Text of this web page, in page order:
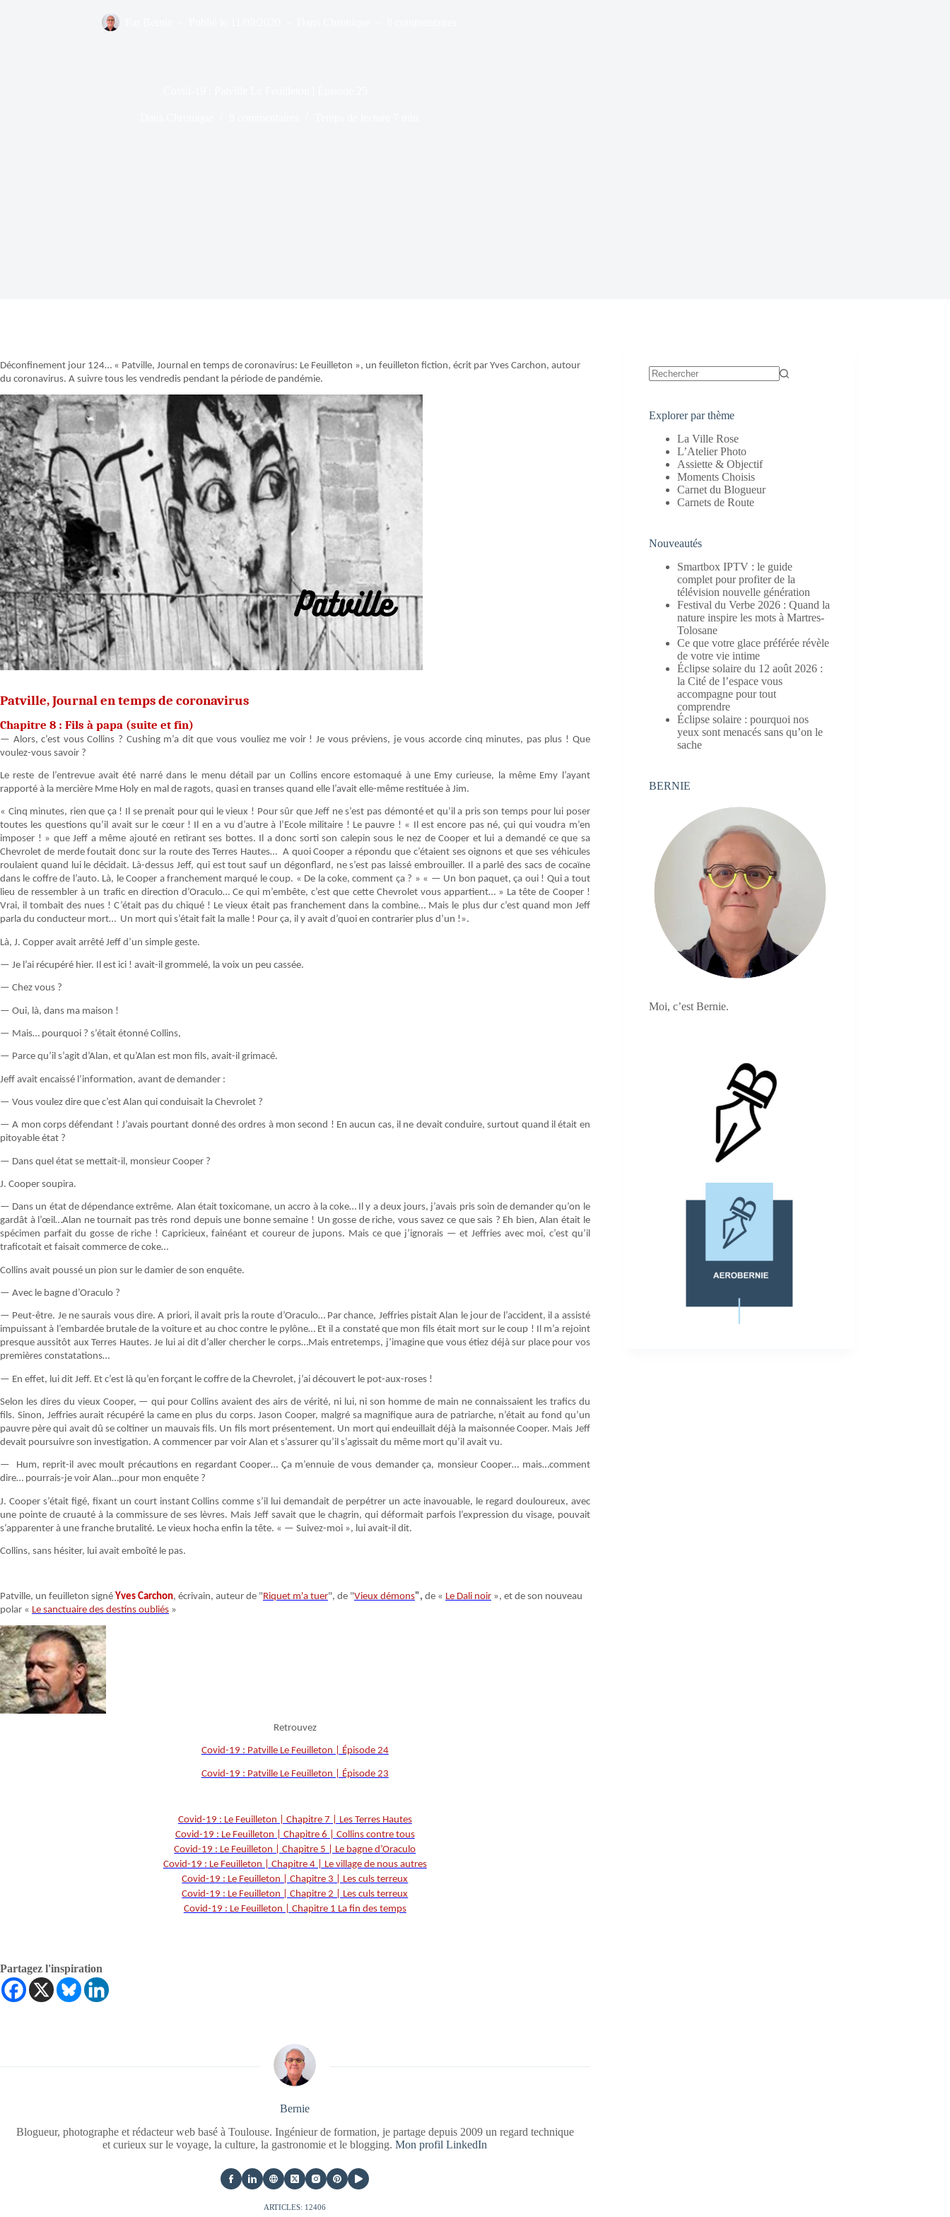
Déconfinement jour 124… « Patville, Journal en temps de coronavirus: Le Feuilleton », un feuilleton fiction, écrit par Yves Carchon, autour
du coronavirus. A suivre tous les vendredis pendant la période de pandémie.
Patville, Journal en temps de coronavirus
Chapitre 8 : Fils à papa (suite et fin)
— Alors, c’est vous Collins ? Cushing m’a dit que vous vouliez me voir ! Je vous préviens, je vous accorde cinq minutes, pas plus ! Que
voulez-vous savoir ?
Le reste de l’entrevue avait été narré dans le menu détail par un Collins encore estomaqué à une Emy curieuse, la même Emy l’ayant
rapporté à la mercière Mme Holy en mal de ragots, quasi en transes quand elle l’avait elle-même restituée à Jim.
« Cinq minutes, rien que ça ! Il se prenait pour qui le vieux ! Pour sûr que Jeff ne s’est pas démonté et qu’il a pris son temps pour lui poser
toutes les questions qu’il avait sur le cœur ! Il en a vu d’autre à l’Ecole militaire ! Le pauvre ! « Il est encore pas né, çui qui voudra m’en
imposer ! » que Jeff a même ajouté en retirant ses bottes. Il a donc sorti son calepin sous le nez de Cooper et lui a demandé ce que sa
Chevrolet de merde foutait donc sur la route des Terres Hautes… A quoi Cooper a répondu que c’étaient ses oignons et que ses véhicules
roulaient quand lui le décidait. Là-dessus Jeff, qui est tout sauf un dégonflard, ne s’est pas laissé embrouiller. Il a parlé des sacs de cocaïne
dans le coffre de l’auto. Là, le Cooper a franchement marqué le coup. « De la coke, comment ça ? » « — Un bon paquet, ça oui ! Qui a tout
lieu de ressembler à un trafic en direction d’Oraculo… Ce qui m’embête, c’est que cette Chevrolet vous appartient… » La tête de Cooper !
Vrai, il tombait des nues ! C’était pas du chiqué ! Le vieux était pas franchement dans la combine… Mais le plus dur c’est quand mon Jeff
parla du conducteur mort… Un mort qui s’était fait la malle ! Pour ça, il y avait d’quoi en contrarier plus d’un !».
Là, J. Copper avait arrêté Jeff d’un simple geste.
— Je l’ai récupéré hier. Il est ici ! avait-il grommelé, la voix un peu cassée.
— Chez vous ?
— Oui, là, dans ma maison !
— Mais… pourquoi ? s’était étonné Collins,
— Parce qu’il s’agit d’Alan, et qu’Alan est mon fils, avait-il grimacé.
Jeff avait encaissé l’information, avant de demander :
— Vous voulez dire que c’est Alan qui conduisait la Chevrolet ?
— A mon corps défendant ! J’avais pourtant donné des ordres à mon second ! En aucun cas, il ne devait conduire, surtout quand il était en
pitoyable état ?
— Dans quel état se mettait-il, monsieur Cooper ?
J. Cooper soupira.
— Dans un état de dépendance extrême. Alan était toxicomane, un accro à la coke… Il y a deux jours, j’avais pris soin de demander qu’on le
gardât à l’œil…Alan ne tournait pas très rond depuis une bonne semaine ! Un gosse de riche, vous savez ce que sais ? Eh bien, Alan était le
spécimen parfait du gosse de riche ! Capricieux, fainéant et coureur de jupons. Mais ce que j’ignorais — et Jeffries avec moi, c’est qu’il
traficotait et faisait commerce de coke…
Collins avait poussé un pion sur le damier de son enquête.
— Avec le bagne d’Oraculo ?
— Peut-être. Je ne saurais vous dire. A priori, il avait pris la route d’Oraculo… Par chance, Jeffries pistait Alan le jour de l’accident, il a assisté
impuissant à l’embardée brutale de la voiture et au choc contre le pylône… Et il a constaté que mon fils était mort sur le coup ! Il m’a rejoint
presque aussitôt aux Terres Hautes. Je lui ai dit d’aller chercher le corps…Mais entretemps, j’imagine que vous étiez déjà sur place pour vos
premières constatations…
— En effet, lui dit Jeff. Et c’est là qu’en forçant le coffre de la Chevrolet, j’ai découvert le pot-aux-roses !
Selon les dires du vieux Cooper, — qui pour Collins avaient des airs de vérité, ni lui, ni son homme de main ne connaissaient les trafics du
fils. Sinon, Jeffries aurait récupéré la came en plus du corps. Jason Cooper, malgré sa magnifique aura de patriarche, n’était au fond qu’un
pauvre père qui avait dû se coltiner un mauvais fils. Un fils mort présentement. Un mort qui endeuillait déjà la maisonnée Cooper. Mais Jeff
devait poursuivre son investigation. A commencer par voir Alan et s’assurer qu’il s’agissait du même mort qu’il avait vu.
— Hum, reprit-il avec moult précautions en regardant Cooper… Ça m’ennuie de vous demander ça, monsieur Cooper… mais…comment
dire… pourrais-je voir Alan…pour mon enquête ?
J. Cooper s’était figé, fixant un court instant Collins comme s’il lui demandait de perpétrer un acte inavouable, le regard douloureux, avec
une pointe de cruauté à la commissure de ses lèvres. Mais Jeff savait que le chagrin, qui déformait parfois l’expression du visage, pouvait
s’apparenter à une franche brutalité. Le vieux hocha enfin la tête. « — Suivez-moi », lui avait-il dit.
Collins, sans hésiter, lui avait emboîté le pas.
Patville, un feuilleton signé Yves Carchon, écrivain, auteur de "Riquet m'a tuer", de "Vieux démons", de « Le Dali noir », et de son nouveau
polar « Le sanctuaire des destins oubliés »
Retrouvez
Covid-19 : Patville Le Feuilleton | Épisode 24
Covid-19 : Patville Le Feuilleton | Épisode 23
Covid-19 : Le Feuilleton | Chapitre 7 | Les Terres Hautes
Covid-19 : Le Feuilleton | Chapitre 6 | Collins contre tous
Covid-19 : Le Feuilleton | Chapitre 5 | Le bagne d’Oraculo
Covid-19 : Le Feuilleton | Chapitre 4 | Le village de nous autres
Covid-19 : Le Feuilleton | Chapitre 3 | Les culs terreux
Covid-19 : Le Feuilleton | Chapitre 2 | Les culs terreux
Covid-19 : Le Feuilleton | Chapitre 1 La fin des temps
Partagez l'inspiration
Bernie
Blogueur, photographe et rédacteur web basé à Toulouse. Ingénieur de formation, je partage depuis 2009 un regard technique
et curieux sur le voyage, la culture, la gastronomie et le blogging.Mon profil LinkedIn
ARTICLES: 12406
Explorer par thème
La Ville Rose
L’Atelier Photo
Assiette & Objectif
Moments Choisis
Carnet du Blogueur
Carnets de Route
Nouveautés
Smartbox IPTV : le guide
complet pour profiter de la
télévision nouvelle génération
Festival du Verbe 2026 : Quand la
nature inspire les mots à Martres-
Tolosane
Ce que votre glace préférée révèle
de votre vie intime
Éclipse solaire du 12 août 2026 :
la Cité de l’espace vous
accompagne pour tout
comprendre
Éclipse solaire : pourquoi nos
yeux sont menacés sans qu’on le
sache
BERNIE
Moi, c’est Bernie.